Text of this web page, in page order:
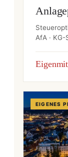
AfA ·
EIGENES